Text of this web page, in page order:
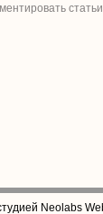
Neolabs